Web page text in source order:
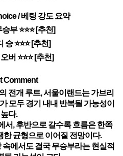
/ 베팅 강도 요약
부 ⭐⭐⭐ [추천]
승 ⭐⭐⭐ [추천]
버 ⭐⭐⭐ [추천]
Comment
전개 루트, 서울이랜드는 가브리
모두 경기 내내 반복될 가능성이
높다.
서, 후반으로 갈수록 흐름은 한쪽
균형으로 이어질 전망이다.
에서도 결국 무승부라는 현실적